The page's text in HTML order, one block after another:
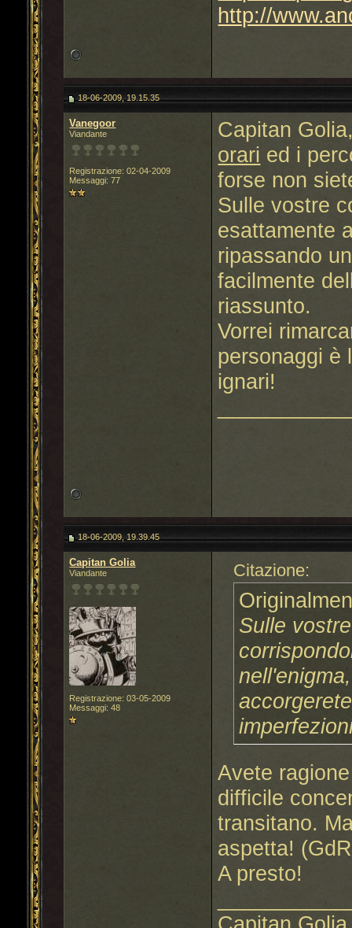
http://
18-06-2009, 19.15.35
Vanegoor
Viandante
Registrazione: 02-04-2009
Messaggi: 77
Capitan
orari ed i
forse non
Sulle vostre
esattamente
ripassando
facilmente
riassunto.
Vorrei
personaggi è
ignari!
18-06-2009, 19.39.45
Capitan Golia
Viandante
Registrazione: 03-05-2009
Messaggi: 48
Citazione:
Sulle
Avete
difficile
transitano.
aspetta!
A presto!